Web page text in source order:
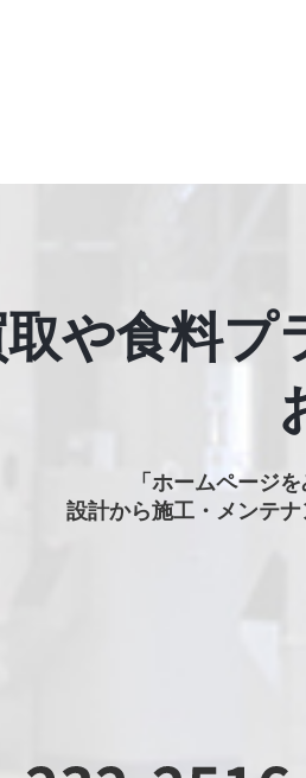
や食料プ
「ホームページ
設計から施工・メンテナ